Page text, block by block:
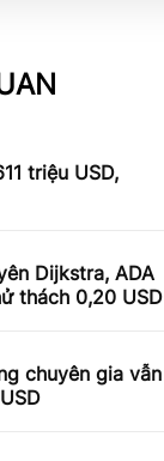
triệu USD,
Dijkstra, ADA
thách 0,20 USD
chuyên gia vẫn